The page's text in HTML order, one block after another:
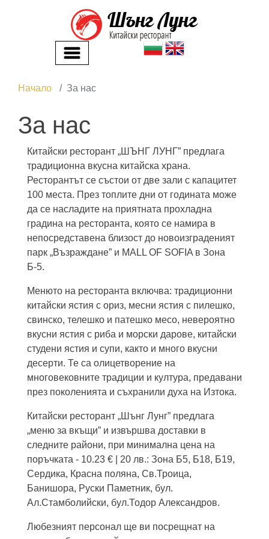
Начало За нас
За нас
Китайски ресторант „ШЪНГ ЛУНГ” предлага
традиционна вкусна китайска храна.
Ресторантът се състои от две зали с капацитет
100 места. През топлите дни от годината може
да се насладите на приятната прохладна
градина на ресторанта, която се намира в
непосредставена близост до новоизграденият
парк „Възраждане” и MALL OF SOFIA в Зона
Б-5.
Менюто на ресторанта включва: традиционни
китайски ястия с ориз, месни ястия с пилешко,
свинско, телешко и патешко месо, невероятно
вкусни ястия с риба и морски дарове, китайски
студени ястия и супи, както и много вкусни
десерти. Те са олицетворение на
многовековните традиции и култура, предавани
през поколенията и съхранили духа на Изтока.
Китайски ресторант „Шънг Лунг” предлага
„меню за вкъщи” и извършва доставки в
следните райони, при минимална цена на
поръчката - 10.23 € | 20 лв.: Зона Б5, Б18, Б19,
Сердика, Красна поляна, Св.Троица,
Банишора, Руски Паметник, бул.
Ал.Стамболийски, бул.Тодор Александров.
Любезният персонал ще ви посрещнат на